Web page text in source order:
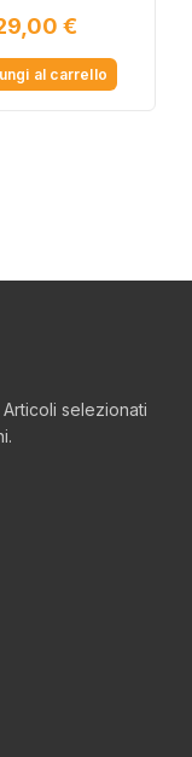
€
al carrello
selezionati